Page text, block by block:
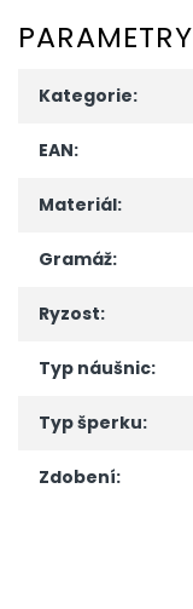
PARAMETRY
Kategorie:
EAN:
Materiál:
Gramáž:
Ryzost:
Typ náušnic:
Typ šperku:
Zdobení: